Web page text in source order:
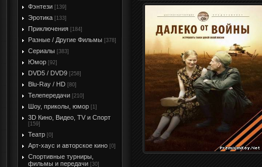
Фэнтези [139]
Эротика [133]
Приключения [184]
Разные / Другие Фильмы [378]
Сериалы [383]
Юмор [92]
DVD5 / DVD9 [258]
Blu-Ray / HD [80]
Телепередачи [210]
Шоу, приколы, юмор [1]
3D Кино, Видео, TV и Спорт
[159]
Театр [0]
Арт-хаус и авторское кино [0]
Спортивные турниры,
фильмы и передачи [30]